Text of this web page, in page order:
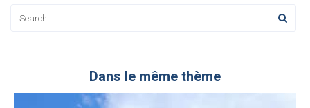
Dans le même thème